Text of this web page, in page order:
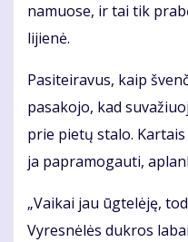
na­muo­se, ir tai tik
li­jie­nė.
Pa­si­tei­ra­vus, kaip
pa­sa­ko­jo, kad
prie pie­tų sta­lo.
ja pa­pra­mo­gau­ti,
„Vai­kai jau ūg­te­lė­ję,
Vy­res­nė­lės duk­ros